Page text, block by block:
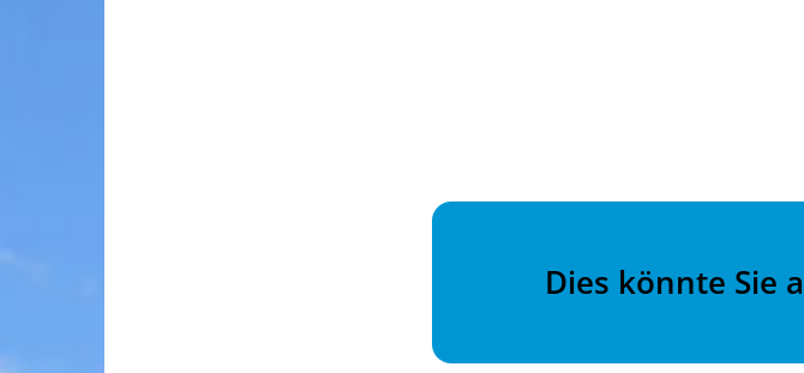
Dies könnte Sie